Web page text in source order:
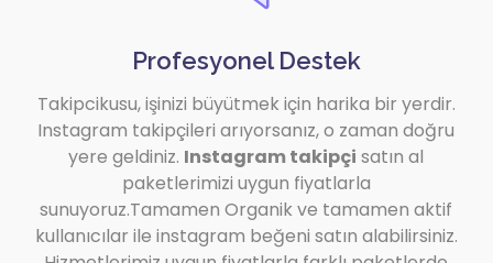
Profesyonel Destek
Takipcikusu, işinizi büyütmek için harika bir yerdir.
Instagram takipçileri arıyorsanız, o zaman doğru
yere geldiniz. Instagram takipçi satın al
paketlerimizi uygun fiyatlarla
sunuyoruz.Tamamen Organik ve tamamen aktif
kullanıcılar ile instagram beğeni satın alabilirsiniz.